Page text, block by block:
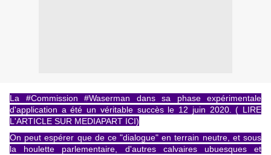
La #Commission #Waserman dans sa phase expérimentale
d'application a été un véritable succès le 12 juin 2020.( LIRE
L'ARTICLE SUR MEDIAPART ICI)
On peut espérer que de ce "dialogue" en terrain neutre, et sous
la houlette parlementaire, d'autres calvaires ubuesques et